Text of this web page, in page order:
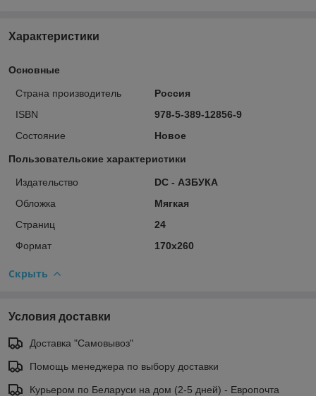
Характеристики
Основные
Страна производитель
Россия
ISBN
978-5-389-12856-9
Состояние
Новое
Пользовательские характеристики
Издательство
DC - АЗБУКА
Обложка
Мягкая
Страниц
24
Формат
170х260
Скрыть
Условия доставки
Доставка "Самовывоз"
Помощь менеджера по выбору доставки
Курьером по Беларуси на дом (2-5 дней) - Европочта